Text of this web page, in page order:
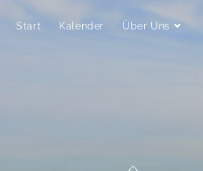
Start Kalender Über Uns